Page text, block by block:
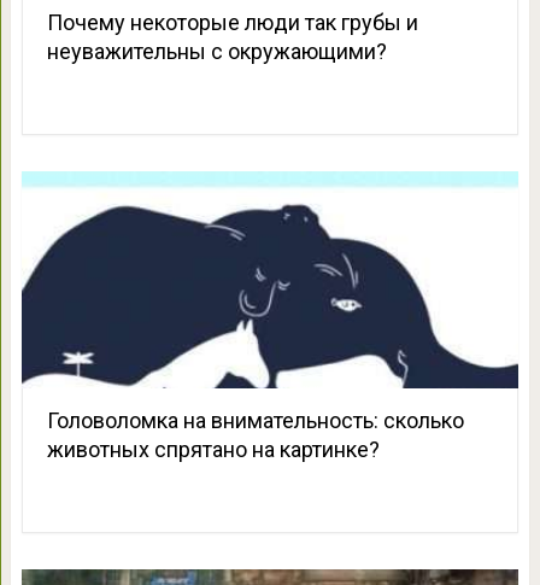
Почему некоторые люди так грубы и
неуважительны с окружающими?
Головоломка на внимательность: сколько
животных спрятано на картинке?